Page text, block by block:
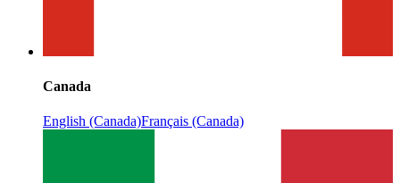
Canada
English (Canada)Français (Canada)